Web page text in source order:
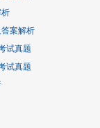
析
案解析
试真题
试真题